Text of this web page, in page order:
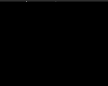
Codice Fiscale e N.